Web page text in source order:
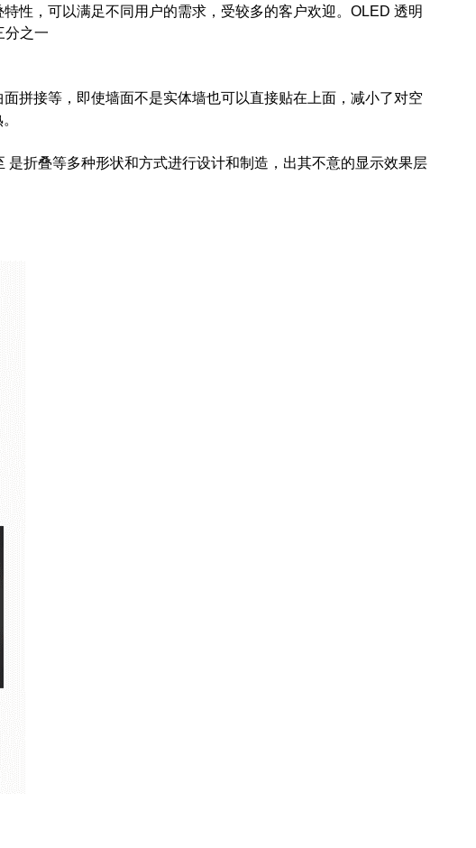
性，可以满足不同用户的需求，受较多的客户欢迎。OLED 透明
分之一
拼接等，即使墙面不是实体墙也可以直接贴在上面，减小了对空
折叠等多种形状和方式进行设计和制造，出其不意的显示效果层